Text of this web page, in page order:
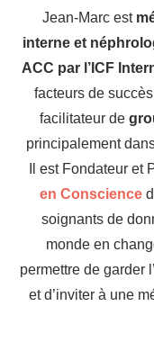
Jean-Marc est
interne et
ACC par l’ICF
facteurs de
facilitateur de
principalement
Il est Fondateur et
en Conscience
soignants de
monde en
permettre de garder
et d’inviter à une